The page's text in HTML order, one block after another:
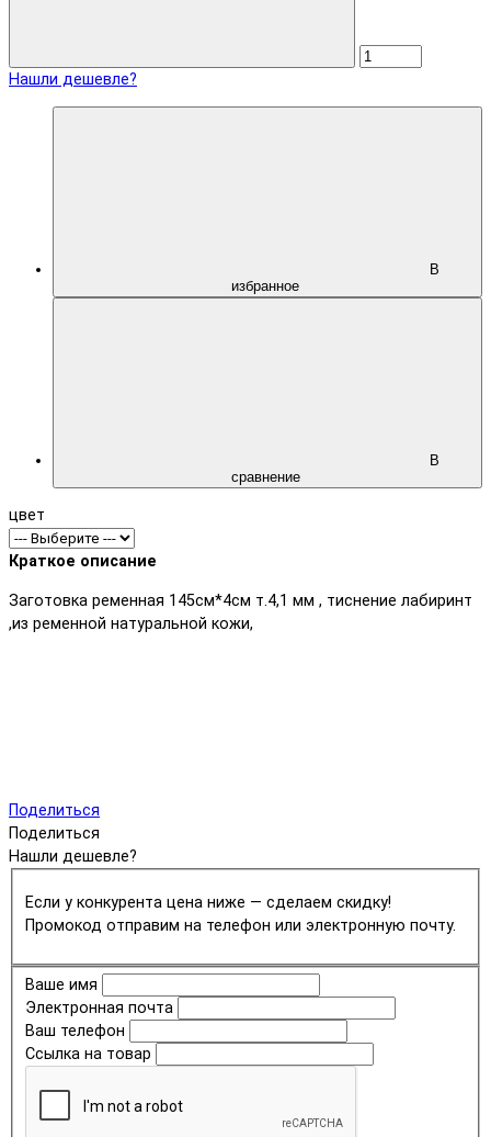
Нашли дешевле?
В
избранное
В
сравнение
цвет
Краткое описание
Заготовка ременная 145см*4см т.4,1 мм , тиснение лабиринт
,из ременной натуральной кожи,
Поделиться
Поделиться
Нашли дешевле?
Если у конкурента цена ниже — сделаем скидку!
Промокод отправим на телефон или электронную почту.
Ваше имя
Электронная почта
Ваш телефон
Ссылка на товар